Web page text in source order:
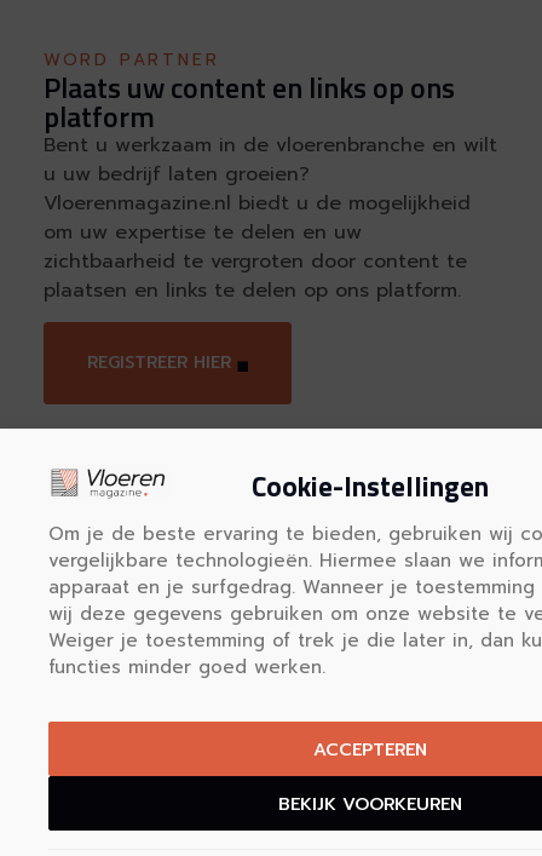
Cookie-Instellingen
Om je de beste ervaring te bieden, gebruiken wij
vergelijkbare technologieën. Hiermee slaan we
apparaat en je surfgedrag. Wanneer je
wij deze gegevens gebruiken om onze website te
Weiger je toestemming of trek je die later in, dan
functies minder goed werken.
ACCEPTEREN
BEKIJK VOORKEUREN
WORD PARTNER
Plaats uw content en links op ons
platform
Bent u werkzaam in de vloerenbranche en wilt
u uw bedrijf laten groeien?
Vloerenmagazine.nl biedt u de mogelijkheid
om uw expertise te delen en uw
zichtbaarheid te vergroten door content te
plaatsen en links te delen op ons platform.
REGISTREER HIER
Vloerenmagazine.nl biedt
informatie over vloeren en een
specialisten in heel Nederland. Vind
uw kennis en kies de juiste vloer
Vloeren in Nederland